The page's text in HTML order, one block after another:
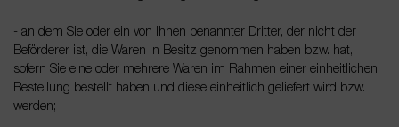
- an dem Sie oder ein von Ihnen benannter Dritter, der nicht der
Beförderer ist, die Waren in Besitz genommen haben bzw. hat,
sofern Sie eine oder mehrere Waren im Rahmen einer einheitlichen
Bestellung bestellt haben und diese einheitlich geliefert wird bzw.
werden;